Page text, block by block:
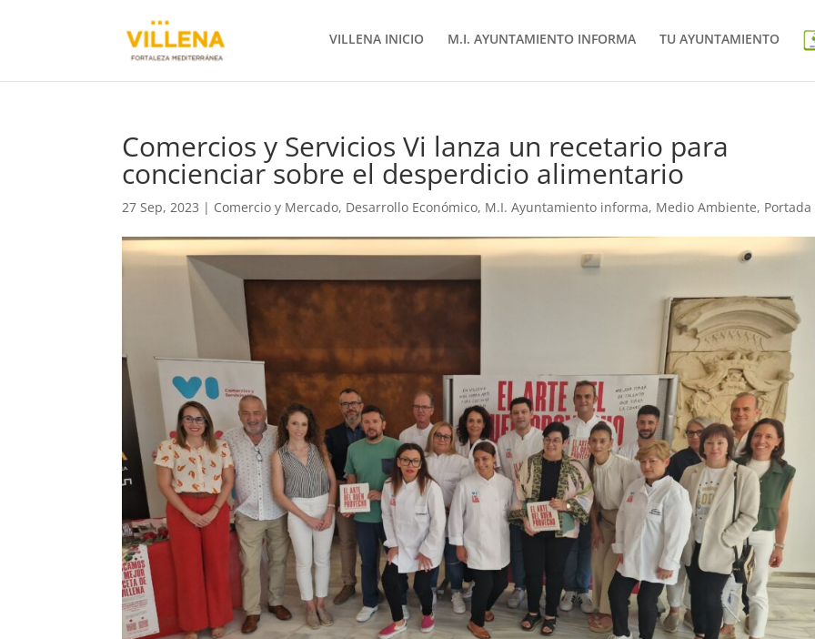
VILLENA INICIO M.I. AYUNTAMIENTO INFORMA TU AYUNTAMIENTO
Comercios y Servicios Vi lanza un recetario para
concienciar sobre el desperdicio alimentario
27 Sep, 2023 | Comercio y Mercado, Desarrollo Económico, M.I. Ayuntamiento informa, Medio Ambiente, Portada